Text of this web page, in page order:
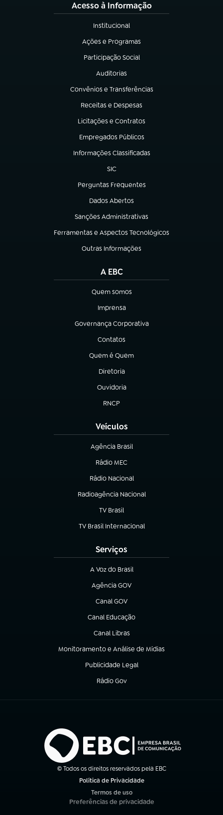
Acesso à Informação
Institucional
(abre em nova aba)
Ações e Programas
(abre em nova aba)
Participação Social
(abre em nova aba)
Auditorias
(abre em nova aba)
Convênios e Transferências
(abre em nova aba)
Receitas e Despesas
(abre em nova aba)
Licitações e Contratos
(abre em nova aba)
Empregados Públicos
(abre em nova aba)
Informações Classificadas
(abre em nova aba)
SIC
(abre em nova aba)
Perguntas Frequentes
(abre em nova aba)
Dados Abertos
(abre em nova aba)
Sanções Administrativas
(abre em nova aba)
Ferramentas e Aspectos Tecnológicos
(abre em nova aba)
Outras Informações
(abre em nova aba)
A EBC
Quem somos
(abre em nova aba)
Imprensa
(abre em nova aba)
Governança Corporativa
(abre em nova aba)
Contatos
(abre em nova aba)
Quem é Quem
(abre em nova aba)
Diretoria
(abre em nova aba)
Ouvidoria
(abre em nova aba)
RNCP
(abre em nova aba)
Veículos
Agência Brasil
(abre em nova aba)
Rádio MEC
(abre em nova aba)
Rádio Nacional
Radioagência Nacional
(abre em nova aba)
TV Brasil
(abre em nova aba)
TV Brasil Internacional
(abre em nova aba)
Serviços
A Voz do Brasil
(abre em nova aba)
Agência GOV
(abre em nova aba)
Canal GOV
(abre em nova aba)
Canal Educação
(abre em nova aba)
Canal Libras
(abre em nova aba)
Monitoramento e Análise de Mídias
(abre em nova aba)
Publicidade Legal
(abre em nova aba)
Rádio Gov
(abre em nova aba)
© Todos os direitos reservados pela EBC
Política de Privacidade
Termos de uso
(abre em nova aba)
Preferências de privacidade